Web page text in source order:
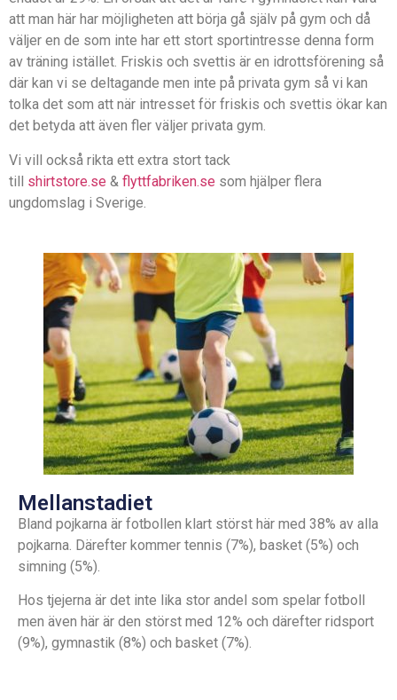
att man här har möjligheten att börja gå själv på gym och då
väljer en de som inte har ett stort sportintresse denna form
av träning istället. Friskis och svettis är en idrottsförening så
där kan vi se deltagande men inte på privata gym så vi kan
tolka det som att när intresset för friskis och svettis ökar kan
det betyda att även fler väljer privata gym.
Vi vill också rikta ett extra stort tack
till shirtstore.se & flyttfabriken.se som hjälper flera
ungdomslag i Sverige.
Mellanstadiet
Bland pojkarna är fotbollen klart störst här med 38% av alla
pojkarna. Därefter kommer tennis (7%), basket (5%) och
simning (5%).
Hos tjejerna är det inte lika stor andel som spelar fotboll
men även här är den störst med 12% och därefter ridsport
(9%), gymnastik (8%) och basket (7%).